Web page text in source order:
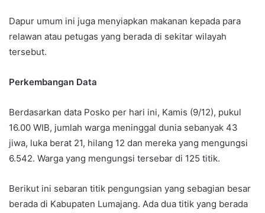
Dapur umum ini juga menyiapkan makanan kepada para
relawan atau petugas yang berada di sekitar wilayah
tersebut.
Perkembangan Data
Berdasarkan data Posko per hari ini, Kamis (9/12), pukul
16.00 WIB, jumlah warga meninggal dunia sebanyak 43
jiwa, luka berat 21, hilang 12 dan mereka yang mengungsi
6.542. Warga yang mengungsi tersebar di 125 titik.
Berikut ini sebaran titik pengungsian yang sebagian besar
berada di Kabupaten Lumajang. Ada dua titik yang berada